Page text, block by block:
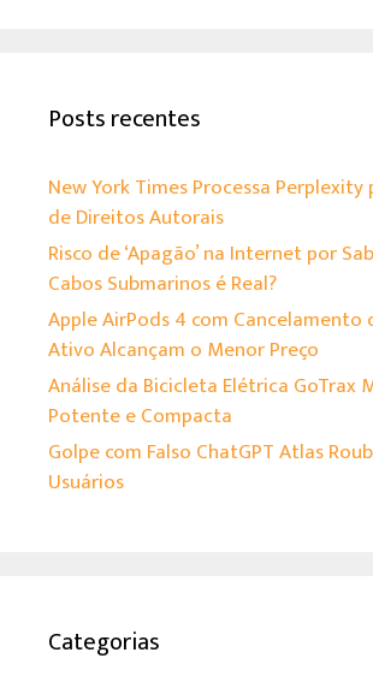
Posts recentes
New York Times Processa
de Direitos Autorais
Risco de ‘Apagão’ na Internet por
Cabos Submarinos é Real?
Apple AirPods 4 com Cancelamento
Ativo Alcançam o Menor Preço
Análise da Bicicleta Elétrica GoTrax
Potente e Compacta
Golpe com Falso ChatGPT Atlas
Usuários
Categorias